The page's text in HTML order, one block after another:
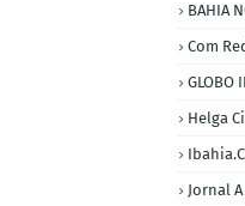
BAHIA
Com
GLOBO
Helga
Jornal